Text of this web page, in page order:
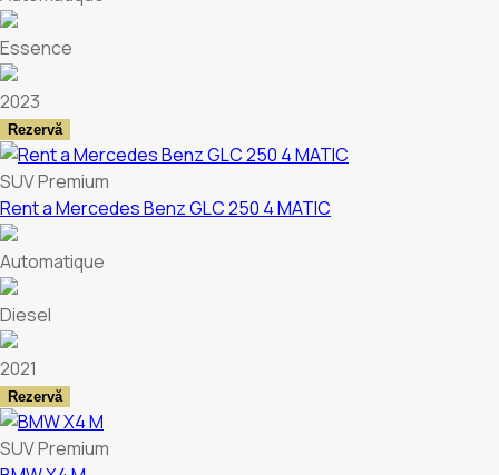
Essence
2023
Rezervă
SUV Premium
Rent a Mercedes Benz GLC 250 4 MATIC
Automatique
Diesel
2021
Rezervă
SUV Premium